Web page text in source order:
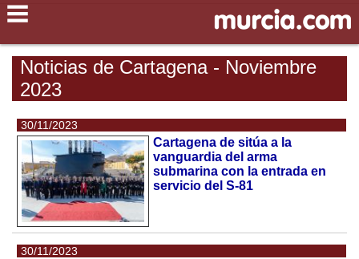
Noticias de Cartagena - Noviembre
2023
30/11/2023
Cartagena de sitúa a la
vanguardia del arma
submarina con la entrada en
servicio del S-81
30/11/2023